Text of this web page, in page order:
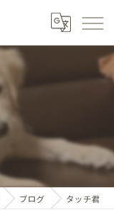
ブログ タッチ君